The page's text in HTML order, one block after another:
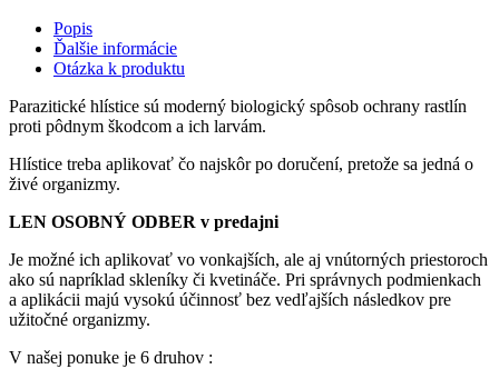
Popis
Ďalšie informácie
Otázka k produktu
Parazitické hlístice sú moderný biologický spôsob ochrany rastlín
proti pôdnym škodcom a ich larvám.
Hlístice treba aplikovať čo najskôr po doručení, pretože sa jedná o
živé organizmy.
LEN OSOBNÝ ODBER v predajni
Je možné ich aplikovať vo vonkajších, ale aj vnútorných priestoroch
ako sú napríklad skleníky či kvetináče. Pri správnych podmienkach
a aplikácii majú vysokú účinnosť bez vedľajších následkov pre
užitočné organizmy.
V našej ponuke je 6 druhov :